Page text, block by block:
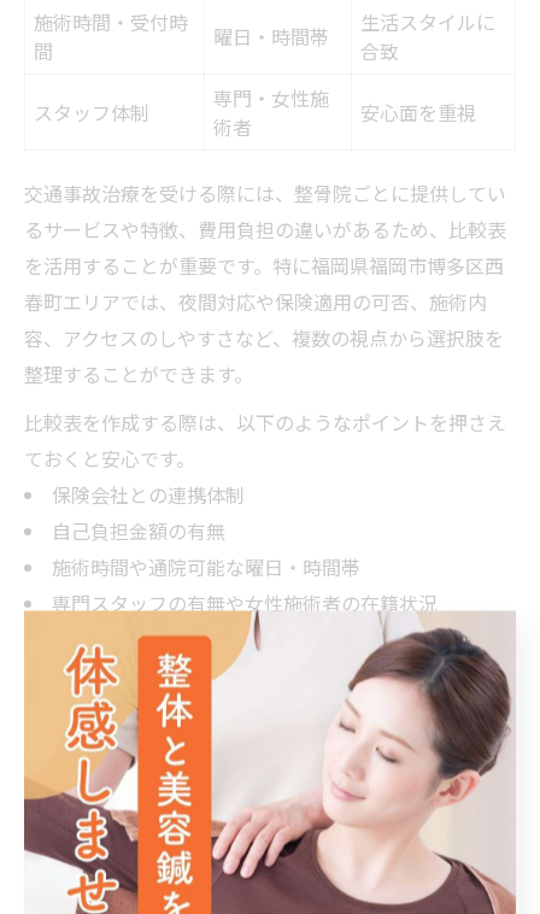
施術時間・受付時
間
曜日・時間帯
生活スタイルに
合致
スタッフ体制
専門・女性施
術者
安心面を重視
交通事故治療を受ける際には、整骨院ごとに提供してい
るサービスや特徴、費用負担の違いがあるため、比較表
を活用することが重要です。特に福岡県福岡市博多区西
春町エリアでは、夜間対応や保険適用の可否、施術内
容、アクセスのしやすさなど、複数の視点から選択肢を
整理することができます。
比較表を作成する際は、以下のようなポイントを押さえ
ておくと安心です。
保険会社との連携体制
自己負担金額の有無
施術時間や通院可能な曜日・時間帯
専門スタッフの有無や女性施術者の在籍状況
これらを明確にすることで、自分にとって最適な治療環
境を見極めやすくなります。
交通事故治療の通院先を選ぶ際に重視すべき条件
交通事故治療の通院先を選ぶ際は、単に近さや費用だけ
でなく、施術実績や交通事故対応の専門性、保険適用の
サポート力などを重視することが大切です。特に事故直
後は痛みが遅れて出ることが多いため、問診・検査を丁